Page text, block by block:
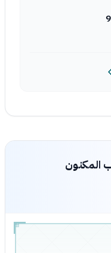
المكنون